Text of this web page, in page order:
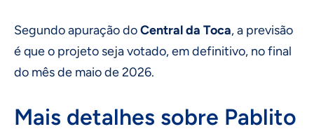
Segundo apuração doCentral da Toca, a previsão
é que o projeto seja votado, em definitivo, no final
do mês de maio de 2026.
Mais detalhes sobre Pablito